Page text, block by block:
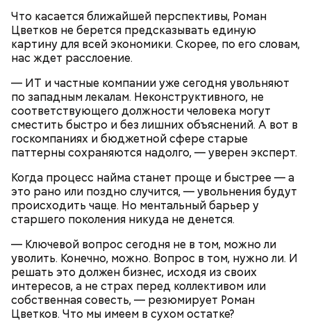
Что касается ближайшей перспективы, Роман
Цветков не берется предсказывать единую
картину для всей экономики. Скорее, по его словам,
нас ждет расслоение.
— ИТ и частные компании уже сегодня увольняют
по западным лекалам. Неконструктивного, не
соответствующего должности человека могут
сместить быстро и без лишних объяснений. А вот в
госкомпаниях и бюджетной сфере старые
паттерны сохраняются надолго, — уверен эксперт.
Когда процесс найма станет проще и быстрее — а
это рано или поздно случится, — увольнения будут
происходить чаще. Но ментальный барьер у
старшего поколения никуда не денется.
— Ключевой вопрос сегодня не в том, можно ли
уволить. Конечно, можно. Вопрос в том, нужно ли. И
решать это должен бизнес, исходя из своих
интересов, а не страх перед коллективом или
собственная совесть, — резюмирует Роман
Цветков. Что мы имеем в сухом остатке?
Уберут отеки и улучшат зрение:
диетолог Соломатина рассказала
о пользе кабачков
Кабачки, тушеные с курицей
Как приготовить домашний
майонез: три простых рецепта
Эндокринолог Куликова
объяснила, в чем заключается
польза сезонных овощей и
фруктов
Как выбрать дыню